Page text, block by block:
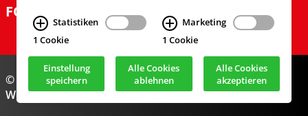
FOLGEN SIE UNS
© Feuerwehrversand 2024
Webdesign & Realisierungcekom GmbH, Köln
Statistiken
1 Cookie
Marketing
1 Cookie
Einstellung
speichern
Alle Cookies
ablehnen
Alle Cookies
akzeptieren